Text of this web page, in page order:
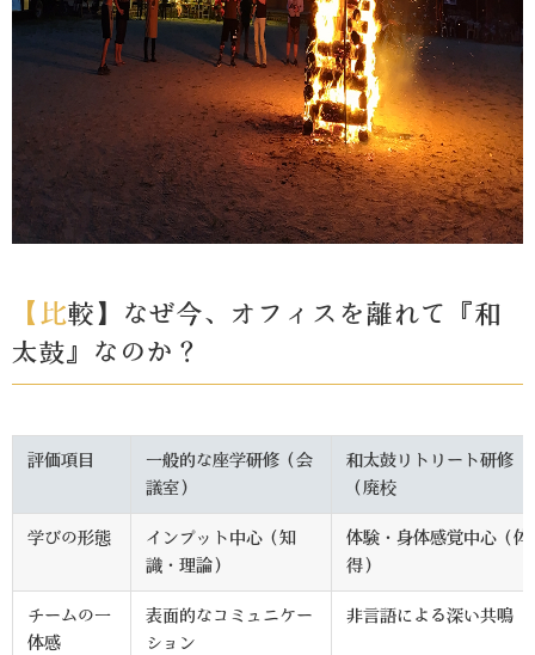
【比較】なぜ今、オフィスを離れて『和
太鼓』なのか？
評価項目
一般的な座学研修（会
議室）
和太鼓リトリート研修
（廃校
学びの形態
インプット中心（知
識・理論）
体験・身体感覚中心（体
得）
チームの一
体感
表面的なコミュニケー
ション
非言語による深い共鳴